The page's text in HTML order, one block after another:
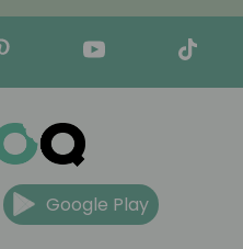
Google Play